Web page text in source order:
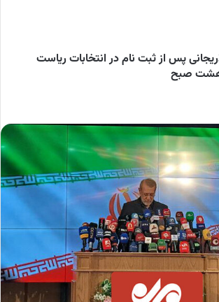
پس از ثبت نام در انتخابات ریاست